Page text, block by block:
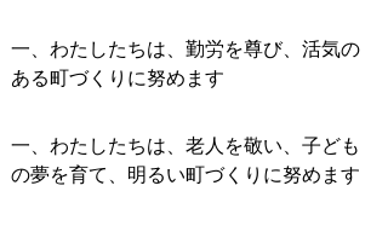
一、わたしたちは、勤労を尊び、活気の
ある町づくりに努めます
一、わたしたちは、老人を敬い、子ども
の夢を育て、明るい町づくりに努めます